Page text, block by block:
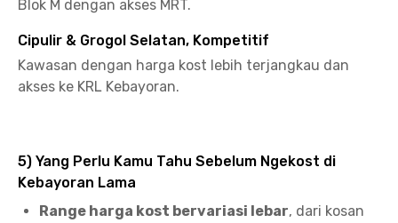
Blok M dengan akses MRT.
Cipulir & Grogol Selatan, Kompetitif
Kawasan dengan harga kost lebih terjangkau dan
akses ke KRL Kebayoran.
5) Yang Perlu Kamu Tahu Sebelum Ngekost di
Kebayoran Lama
Range harga kost bervariasi lebar, dari kosan